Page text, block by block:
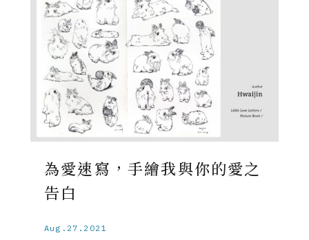
為愛速寫，手繪我與你的愛之
告白
Aug.27.2021